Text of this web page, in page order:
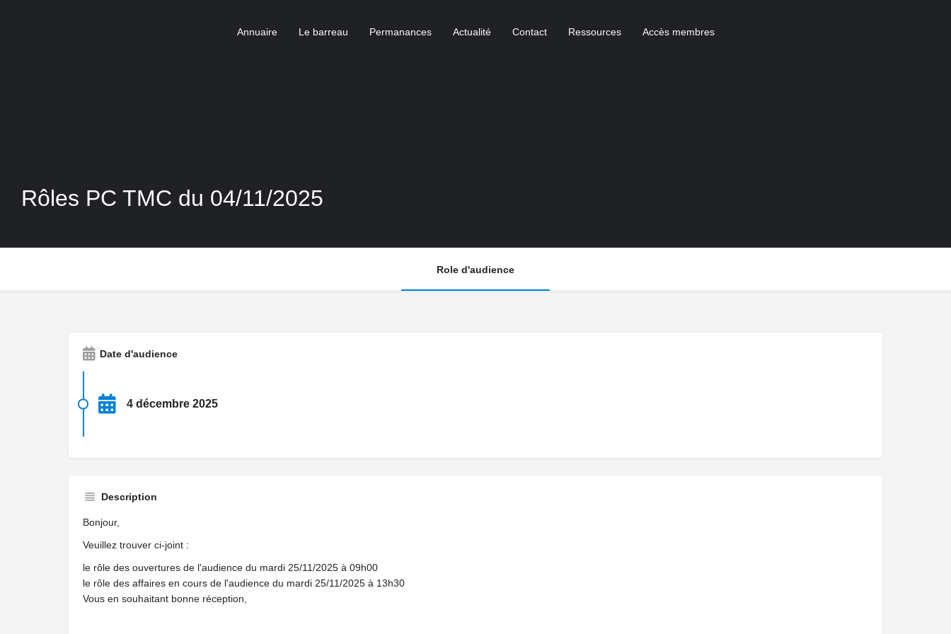
Annuaire Le barreau Permanances Actualité Contact Ressources Accès membres
Rôles PC TMC du 04/11/2025
Role d'audience
Date d'audience
4 décembre 2025
Description
Bonjour,
Veuillez trouver ci-joint :
le rôle des ouvertures de l'audience du mardi 25/11/2025 à 09h00
le rôle des affaires en cours de l'audience du mardi 25/11/2025 à 13h30
Vous en souhaitant bonne réception,